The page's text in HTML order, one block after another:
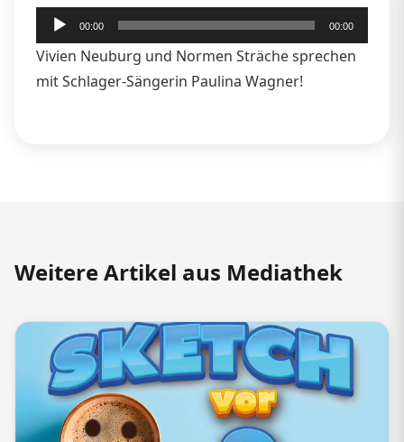
Audio-
Player
00:00 00:00
Vivien Neuburg und Normen Sträche sprechen
mit Schlager-Sängerin Paulina Wagner!
Weitere Artikel aus Mediathek